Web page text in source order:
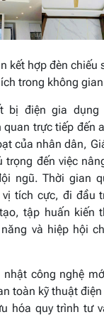
kết hợp đèn chiếu
trong không
bị điện gia dụng
trực tiếp đến
của nhân dân,
trọng đến việc
ngũ. Thời gian
tích cực, đi đầu
tập huấn kiến
và hiệp hội
công nghệ
toàn kỹ thuật
hóa quy trình tư